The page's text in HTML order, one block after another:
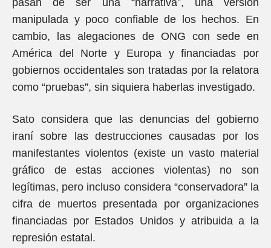
pasan de ser una “narrativa”, una versión
manipulada y poco confiable de los hechos. En
cambio, las alegaciones de ONG con sede en
América del Norte y Europa y financiadas por
gobiernos occidentales son tratadas por la relatora
como “pruebas”, sin siquiera haberlas investigado.
Sato considera que las denuncias del gobierno
iraní sobre las destrucciones causadas por los
manifestantes violentos (existe un vasto material
gráfico de estas acciones violentas) no son
legítimas, pero incluso considera “conservadora” la
cifra de muertos presentada por organizaciones
financiadas por Estados Unidos y atribuida a la
represión estatal.